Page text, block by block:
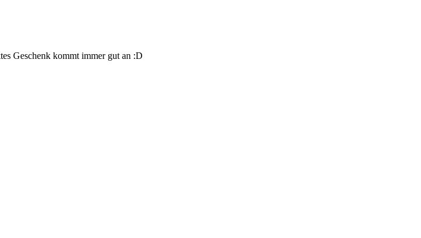
Geschenk kommt immer gut an :D